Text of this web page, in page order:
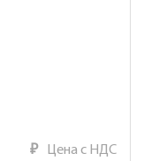
₽ Цена с НДС